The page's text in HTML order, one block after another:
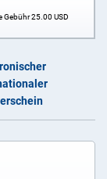
Gebühr25.00 USD